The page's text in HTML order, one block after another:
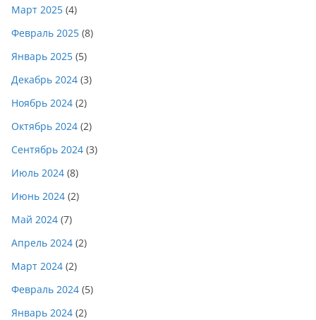
Март 2025 (4)
Февраль 2025 (8)
Январь 2025 (5)
Декабрь 2024 (3)
Ноябрь 2024 (2)
Октябрь 2024 (2)
Сентябрь 2024 (3)
Июль 2024 (8)
Июнь 2024 (2)
Май 2024 (7)
Апрель 2024 (2)
Март 2024 (2)
Февраль 2024 (5)
Январь 2024 (2)